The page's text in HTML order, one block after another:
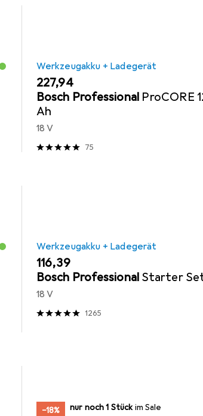
Werkzeugakku + Ladegerät
EUR
227,94
Bosch Professional ProCORE
Ah
18 V
75
Werkzeugakku + Ladegerät
EUR
116,39
Bosch Professional Starter
18 V
1265
−18% noch 1 Stückim Sale
nur noch 1 Stück im Sale